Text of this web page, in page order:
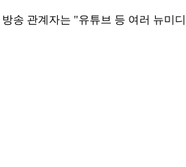
송 관계자는 "유튜브 등 여러 뉴미